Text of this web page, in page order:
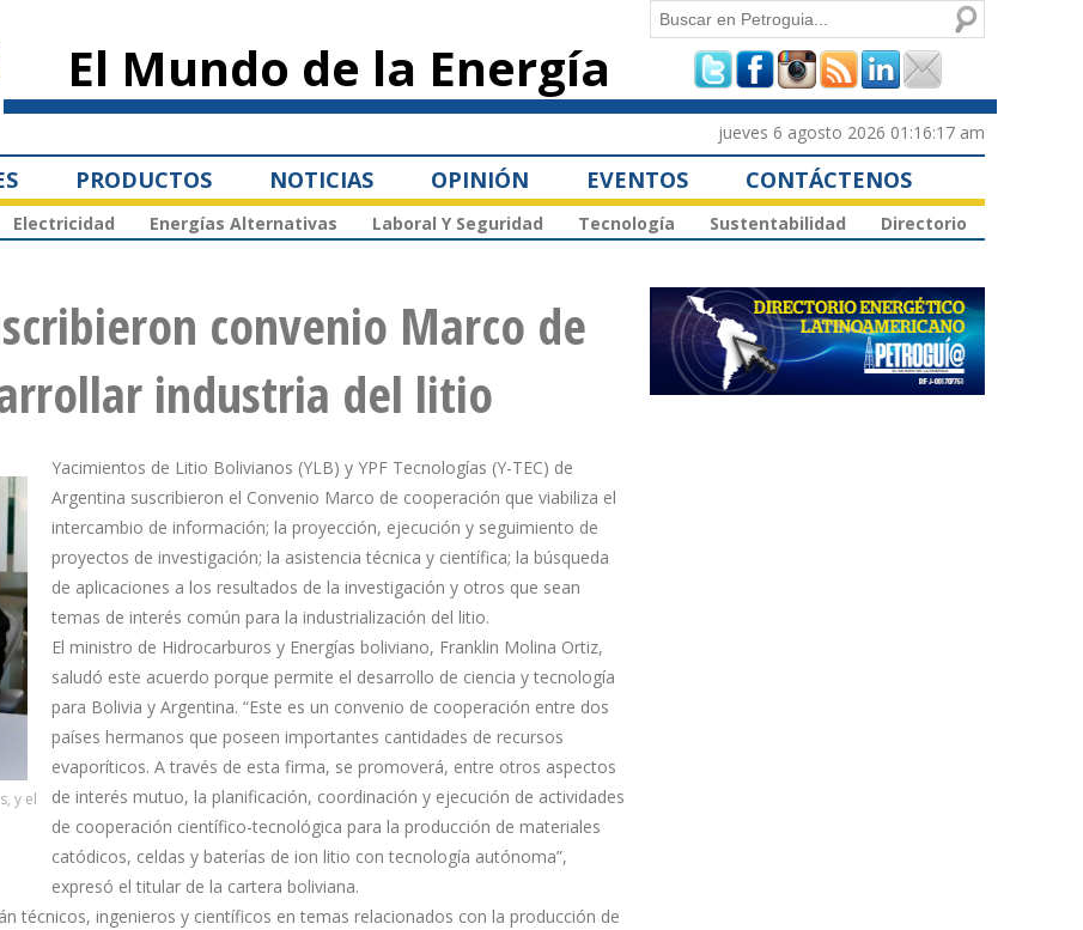
principal
El Mundo de la Energía
Formulario de
búsqueda
Buscar
jueves 6 agosto 2026 01:16:17 am
PRODUCTOS NOTICIAS OPINIÓN EVENTOS CONTÁCTENOS
Electricidad Energías Alternativas Laboral Y Seguridad Tecnología Sustentabilidad Directorio
convenio Marco de
industria del litio
y el
Yacimientos de Litio Bolivianos (YLB) y YPF Tecnologías (Y-TEC) de
Argentina suscribieron el Convenio Marco de cooperación que viabiliza el
intercambio de información; la proyección, ejecución y seguimiento de
proyectos de investigación; la asistencia técnica y científica; la búsqueda
de aplicaciones a los resultados de la investigación y otros que sean
temas de interés común para la industrialización del litio.
El ministro de Hidrocarburos y Energías boliviano, Franklin Molina Ortiz,
saludó este acuerdo porque permite el desarrollo de ciencia y tecnología
para Bolivia y Argentina. “Este es un convenio de cooperación entre dos
países hermanos que poseen importantes cantidades de recursos
evaporíticos. A través de esta firma, se promoverá, entre otros aspectos
de interés mutuo, la planificación, coordinación y ejecución de actividades
de cooperación científico-tecnológica para la producción de materiales
catódicos, celdas y baterías de ion litio con tecnología autónoma”,
expresó el titular de la cartera boliviana.
técnicos, ingenieros y científicos en temas relacionados con la producción de